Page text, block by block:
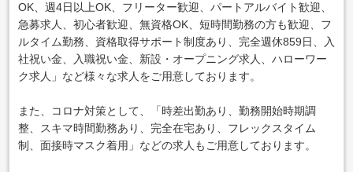
OK、週4日以上OK、フリーター歓迎、パートアルバイト歓迎、
急募求人、初心者歓迎、無資格OK、短時間勤務の方も歓迎、フ
ルタイム勤務、資格取得サポート制度あり、完全週休859日、入
社祝い金、入職祝い金、新設・オープニング求人、ハローワー
ク求人」など様々な求人をご用意しております。
また、コロナ対策として、「時差出勤あり、勤務開始時期調
整、スキマ時間勤務あり、完全在宅あり、フレックスタイム
制、面接時マスク着用」などの求人もご用意しております。